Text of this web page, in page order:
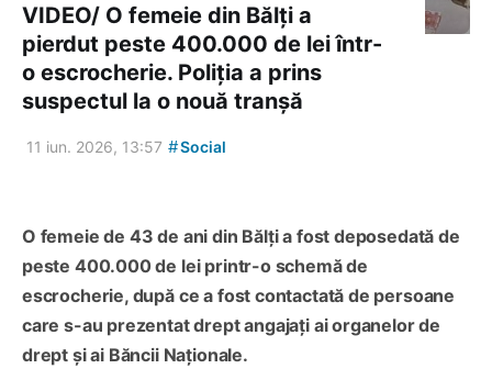
VIDEO/ O femeie din Bălți a
pierdut peste 400.000 de lei într-
o escrocherie. Poliția a prins
suspectul la o nouă tranșă
11 iun. 2026, 13:57 #Social
O femeie de 43 de ani din Bălți a fost deposedată de
peste 400.000 de lei printr-o schemă de
escrocherie, după ce a fost contactată de persoane
care s-au prezentat drept angajați ai organelor de
drept și ai Băncii Naționale.